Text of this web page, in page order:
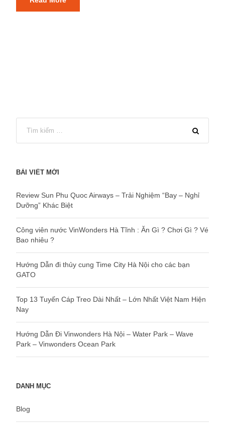
BÀI VIẾT MỚI
Review Sun Phu Quoc Airways – Trải Nghiệm “Bay – Nghỉ
Dưỡng” Khác Biệt
Công viên nước VinWonders Hà Tĩnh : Ăn Gì ? Chơi Gì ? Vé
Bao nhiêu ?
Hướng Dẫn đi thủy cung Time City Hà Nội cho các bạn
GATO
Top 13 Tuyến Cáp Treo Dài Nhất – Lớn Nhất Việt Nam Hiện
Nay
Hướng Dẫn Đi Vinwonders Hà Nội – Water Park – Wave
Park – Vinwonders Ocean Park
DANH MỤC
Blog